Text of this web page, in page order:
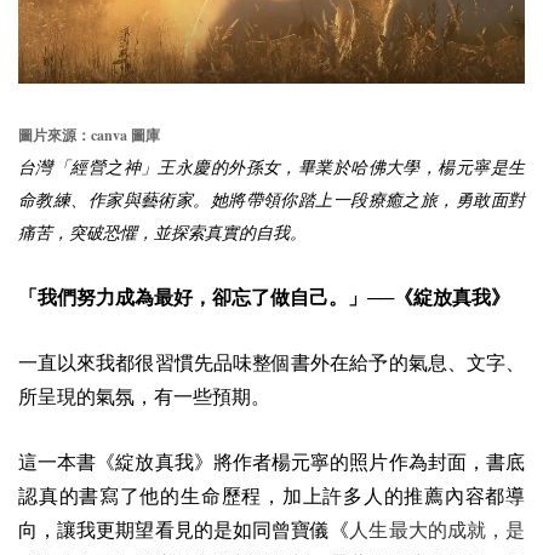
圖片來源： canva 圖庫
台灣「經營之神」王永慶的外孫女，畢業於哈佛大學，楊元寧是生
命教練、作家與藝術家。她將帶領你踏上一段療癒之旅，勇敢面對
痛苦，突破恐懼，並探索真實的自我。
「我們努力成為最好，卻忘了做自己。」──《綻放真我》
一直以來我都很習慣先品味整個書外在給予的氣息、文字、
所呈現的氣氛，有一些預期。
這一本書《綻放真我》將作者楊元寧的照片作為封面，書底
認真的書寫了他的生命歷程，加上許多人的推薦內容都導
向，讓我更期望看見的是如同曾寶儀《 人生最大的成就，是